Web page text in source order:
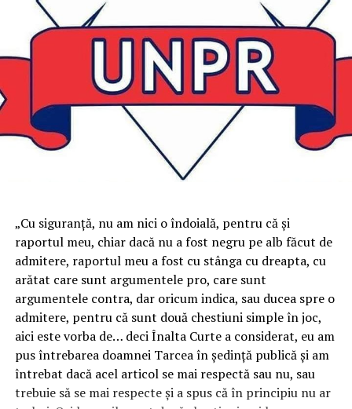
„Cu siguranţă, nu am nici o îndoială, pentru că şi
raportul meu, chiar dacă nu a fost negru pe alb făcut de
admitere, raportul meu a fost cu stânga cu dreapta, cu
arătat care sunt argumentele pro, care sunt
argumentele contra, dar oricum indica, sau ducea spre o
admitere, pentru că sunt două chestiuni simple în joc,
aici este vorba de… deci Înalta Curte a considerat, eu am
pus întrebarea doamnei Tarcea în şedinţă publică şi am
întrebat dacă acel articol se mai respectă sau nu, sau
trebuie să se mai respecte şi a spus că în principiu nu ar